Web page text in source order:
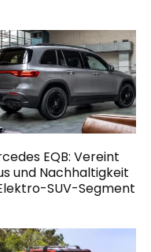
EQB: Vereint
und Nachhaltigkeit
SUV-Segment